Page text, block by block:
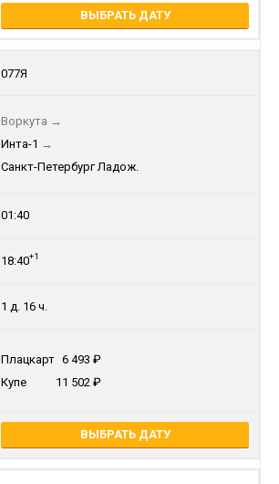
ВЫБРАТЬ ДАТУ
077Я
Воркута →
Инта-1 →
Санкт-Петербург Ладож.
01:40
18:40+1
1 д. 16 ч.
Плацкарт 6 493
Купе
11 502
ВЫБРАТЬ ДАТУ